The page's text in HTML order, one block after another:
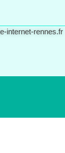
internet-rennes.fr